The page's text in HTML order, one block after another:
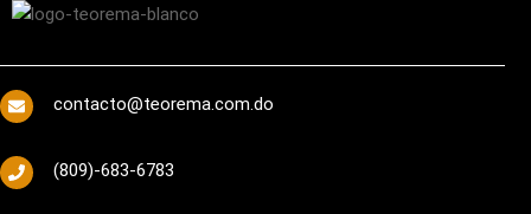
contacto@teorema.com.do
(809)-683-6783